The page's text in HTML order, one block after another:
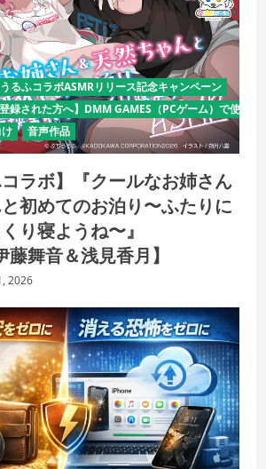
るふコラボASMRリリース記念キャンペーン
登録された方へ】DMM GAMES（PCゲーム）で使え
音声作品
コラボ】『クールなお姉さん
初めてのお泊り〜ふたりに
り寝ようね〜』
藤舞音＆浅見香月】
2026